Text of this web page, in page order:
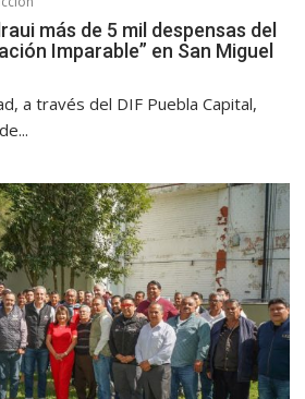
más de 5 mil despensas del
Imparable” en San Miguel
a través del DIF Puebla Capital,